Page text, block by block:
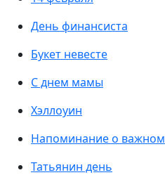
День финансиста
Букет невесте
С днем мамы
Хэллоуин
Напоминание о важном
Татьянин день